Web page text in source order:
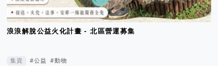
浪浪解脫公益火化計畫 - 北區營運募集
集資 #公益 #動物